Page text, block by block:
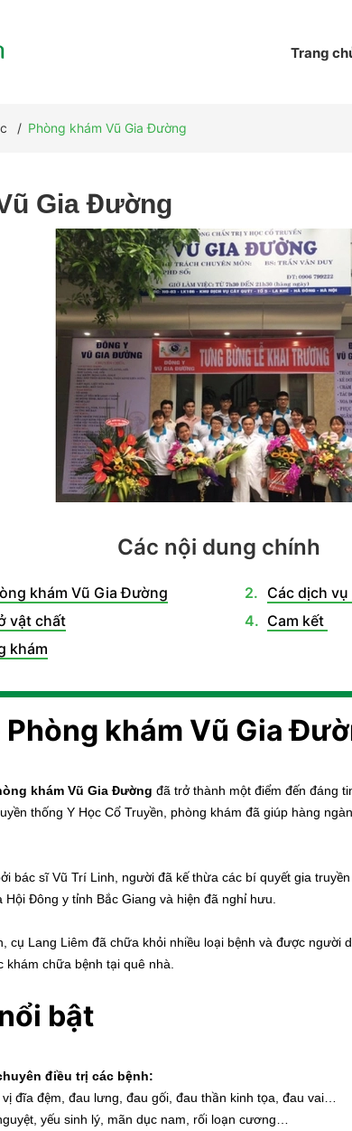
Trang
/ Phòng khám Vũ Gia Đường
Gia Đường
Các nội dung chính
khám Vũ Gia Đường
Các dịch
vật chất
Cam kết
khám
khám Vũ Gia
khám Vũ Gia Đường đã trở thành một điểm đến đáng
thống Y Học Cổ Truyền, phòng khám đã giúp hàng
bác sĩ Vũ Trí Linh, người đã kế thừa các bí quyết gia
Đông y tỉnh Bắc Giang và hiện đã nghỉ hưu.
cụ Lang Liêm đã chữa khỏi nhiều loại bệnh và được người
chữa bệnh tại quê nhà.
bật
điều trị các bệnh:
đĩa đệm, đau lưng, đau gối, đau thần kinh tọa, đau vai…
yếu sinh lý, mãn dục nam, rối loạn cương…